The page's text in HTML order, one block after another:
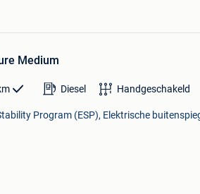
Medium
Diesel Handgeschakeld
Program (ESP), Elektrische